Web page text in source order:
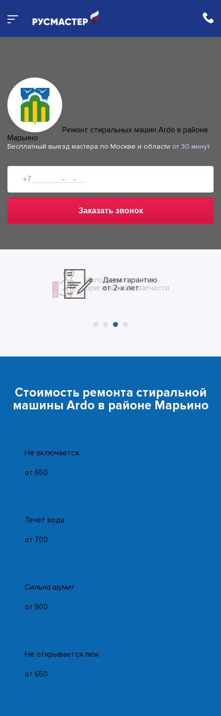
Ремонт стиральных машин Ardo в районе
Марьино
Бесплатный выезд мастера по Москве и области от 30 минут
Заказать звонок
Даем гарантию
от 2-х лет
Стоимость ремонта стиральной
машины Ardo в районе Марьино
Не включается
от 650
Течет вода
от 700
Сильно шумит
от 900
Не открывается люк
от 650